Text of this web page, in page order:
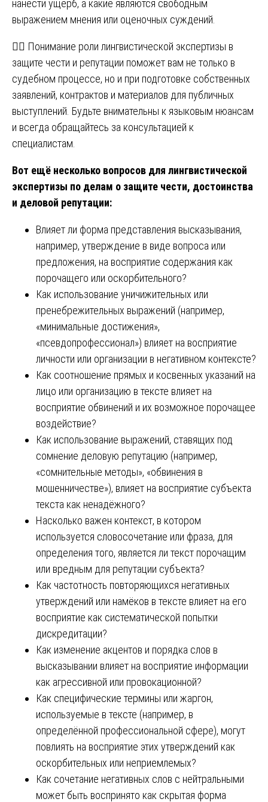
нанести ущерб, а какие являются свободным
выражением мнения или оценочных суждений.
👨‍⚖️ Понимание роли лингвистической экспертизы в
защите чести и репутации поможет вам не только в
судебном процессе, но и при подготовке собственных
заявлений, контрактов и материалов для публичных
выступлений. Будьте внимательны к языковым нюансам
и всегда обращайтесь за консультацией к
специалистам.
Вот ещё несколько вопросов для лингвистической
экспертизы по делам о защите чести, достоинства
и деловой репутации:
Влияет ли форма представления высказывания,
например, утверждение в виде вопроса или
предложения, на восприятие содержания как
порочащего или оскорбительного?
Как использование уничижительных или
пренебрежительных выражений (например,
«минимальные достижения»,
«псевдопрофессионал») влияет на восприятие
личности или организации в негативном контексте?
Как соотношение прямых и косвенных указаний на
лицо или организацию в тексте влияет на
восприятие обвинений и их возможное порочащее
воздействие?
Как использование выражений, ставящих под
сомнение деловую репутацию (например,
«сомнительные методы», «обвинения в
мошенничестве»), влияет на восприятие субъекта
текста как ненадёжного?
Насколько важен контекст, в котором
используется словосочетание или фраза, для
определения того, является ли текст порочащим
или вредным для репутации субъекта?
Как частотность повторяющихся негативных
утверждений или намёков в тексте влияет на его
восприятие как систематической попытки
дискредитации?
Как изменение акцентов и порядка слов в
высказывании влияет на восприятие информации
как агрессивной или провокационной?
Как специфические термины или жаргон,
используемые в тексте (например, в
определённой профессиональной сфере), могут
повлиять на восприятие этих утверждений как
оскорбительных или неприемлемых?
Как сочетание негативных слов с нейтральными
может быть воспринято как скрытая форма